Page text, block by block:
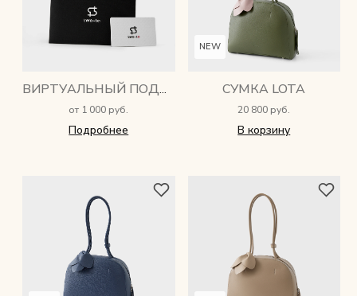
Популярное
LIMITED
Мужские сумки
Мини-сумки и чехлы
ВИРТУАЛЬНЫЙ ПОДАРОЧНЫЙ СЕРТИФИКАТ
от 1 000 руб.
Подробнее
NEW
СУМКА LOTA
20 800 руб.
В корзину